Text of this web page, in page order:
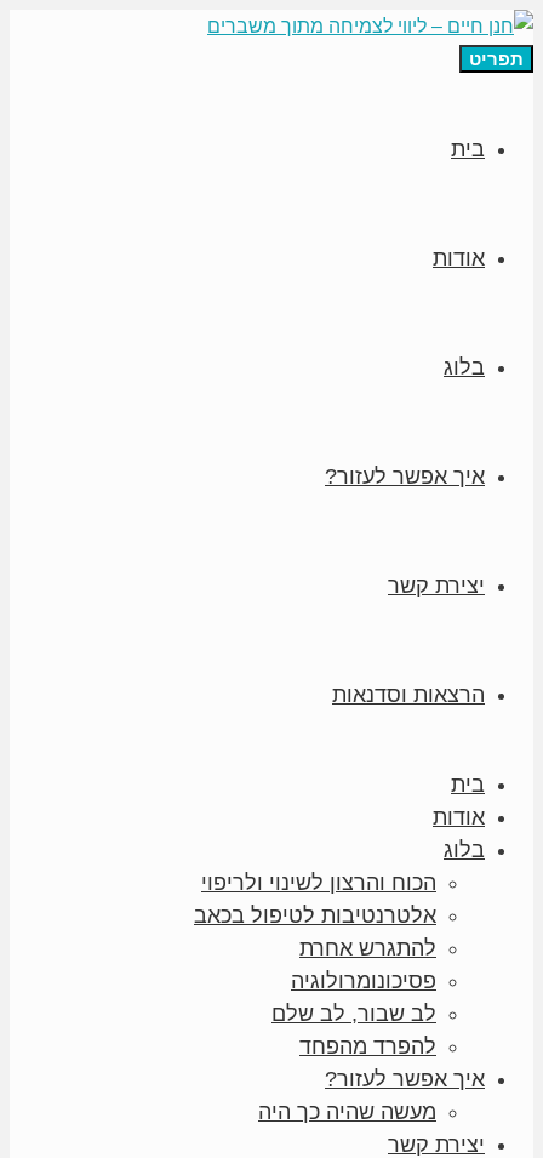
תפריט
בית
אודות
בלוג
איך אפשר לעזור?
יצירת קשר
הרצאות וסדנאות
בית
אודות
בלוג
הכוח והרצון לשינוי ולריפוי
אלטרנטיבות לטיפול בכאב
להתגרש אחרת
פסיכונומרולוגיה
לב שבור, לב שלם
להפרד מהפחד
איך אפשר לעזור?
מעשה שהיה כך היה
יצירת קשר